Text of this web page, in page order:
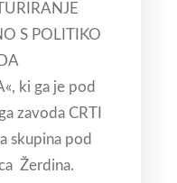
S POLITIKO
ki ga je pod
zavoda CRTI
skupina pod
Žerdina.